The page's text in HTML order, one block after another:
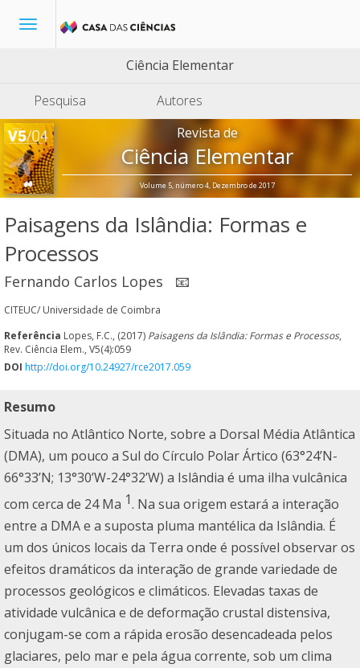
Toggle
Ciência Elementar
Pesquisa
Autores
Revista de
Ciência Elementar
Volume 5, número 4, Dezembro de 2017
Paisagens da Islândia: Formas e
Processos
Fernando Carlos Lopes 📧
CITEUC/ Universidade de Coimbra
Referência Lopes, F.C., (2017) Paisagens da Islândia: Formas e Processos,
Rev. Ciência Elem., V5(4):059
DOI http://doi.org/10.24927/rce2017.059
Resumo
Situada no Atlântico Norte, sobre a Dorsal Média Atlântica
(DMA), um pouco a Sul do Círculo Polar Ártico (63°24’N-
66°33’N; 13°30’W-24°32’W) a Islândia é uma ilha vulcânica
com cerca de 24 Ma 1. Na sua origem estará a interação
entre a DMA e a suposta pluma mantélica da Islândia. É
um dos únicos locais da Terra onde é possível observar os
efeitos dramáticos da interação de grande variedade de
processos geológicos e climáticos. Elevadas taxas de
atividade vulcânica e de deformação crustal distensiva,
conjugam-se com a rápida erosão desencadeada pelos
glaciares, pelo mar e pela água corrente, sob um clima